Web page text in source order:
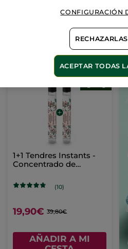
79,80€
AÑADIR A MI
CESTA
1+1 Tendres Instants -
Concentrado de
(10)
19,90€ 39,80€
AÑADIR A MI
CONFIGURACIÓN
ACEPTAR TODAS